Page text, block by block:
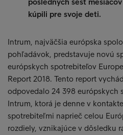
kúpili pre svoje deti.
Intrum, najväčšia európska
pohľadávok, predstavuje novú
európskych spotrebiteľov
Report 2018. Tento report
odpovedalo 24 398 európskych
Intrum, ktorá je denne v
spotrebiteľmi naprieč celou
rozdiely, vznikajúce v dôsledku